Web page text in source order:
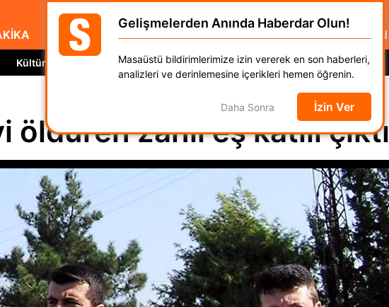
GÜNCEL DÜNYA EKONOMİ SPOR MAGAZİN
Kültür Sanat Kadın Moda Otomobil Yaşam
zanlı eş katili çıktı
Gelişmelerden Anında Haberdar Olun!
Masaüstü bildirimlerimize izin vererek en son haberleri,
analizleri ve derinlemesine içerikleri hemen öğrenin.
Daha Sonra İzin Ver